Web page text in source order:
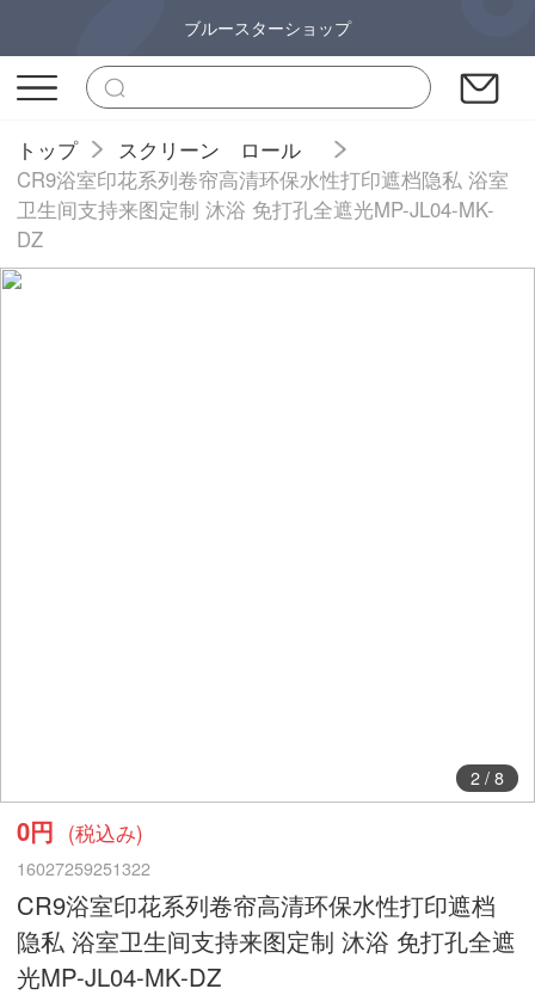
ブルースターショップ
トップ
スクリーン ロール
CR9浴室印花系列卷帘高清环保水性打印遮档隐私 浴室
卫生间支持来图定制 沐浴 免打孔全遮光MP-JL04-MK-
DZ
2/ 8
0円 (税込み)
16027259251322
CR9浴室印花系列卷帘高清环保水性打印遮档
隐私 浴室卫生间支持来图定制 沐浴 免打孔全遮
光MP-JL04-MK-DZ